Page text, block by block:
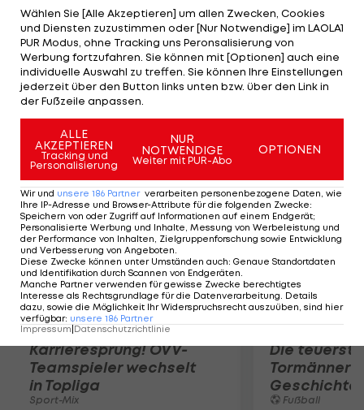
Höhe von 1.000 Euro aus ihren Zimmern entwendet
worden sein. "Wir wissen, dass es einen
Polizeibericht gibt. Die lokalen
Sicherheitsbehörden behandeln den Fall. Weitere
Details sind uns nicht bekannt", bestätigt ein
Sprecher der FIFA die Ereignisse.
Mehr zum Thema
Karrieresprung! ÖVV-
Teamspieler wechselt
in Topliga
Sport-Mix
Die
Tormänner
Geschichte
Fußball
Wählen Sie [Alle Akzeptieren] um allen Zwecken, Cookies
und Diensten zuzustimmen oder [Nur Notwendige] im LAOLA1
PUR Modus, ohne Tracking uns Peronsalisierung von
Werbung fortzufahren. Sie können mit [Optionen] auch eine
individuelle Auswahl zu treffen. Sie können Ihre Einstellungen
jederzeit über den Button links unten bzw. über den Link in
der Fußzeile anpassen.
ALLE
AKZEPTIEREN
Tracking und
Personalisierung
NUR
NOTWENDIGE
Weiter mit PUR-Abo
OPTIONEN
Wir und unsere 186 Partner verarbeiten personenbezogene Daten, wie
Ihre IP-Adresse und Browser-Attribute für die folgenden Zwecke:
Speichern von oder Zugriff auf Informationen auf einem Endgerät;
Personalisierte Werbung und Inhalte, Messung von Werbeleistung und
der Performance von Inhalten, Zielgruppenforschung sowie Entwicklung
und Verbesserung von Angeboten.
Diese Zwecke können unter Umständen auch: Genaue Standortdaten
und Identifikation durch Scannen von Endgeräten.
Manche Partner verwenden für gewisse Zwecke berechtigtes
Interesse als Rechtsgrundlage für die Datenverarbeitung. Details
dazu, sowie die Möglichkeit Ihr Widerspruchsrecht auszuüben, sind hier
verfügbar: unsere 186 Partner
Impressum Datenschutzrichtlinie